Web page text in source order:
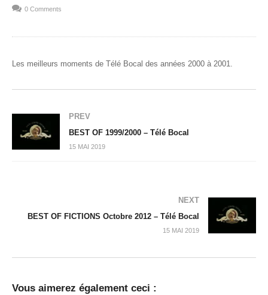
0 Comments
Les meilleurs moments de Télé Bocal des années 2000 à 2001.
PREV
BEST OF 1999/2000 – Télé Bocal
15 MAI 2019
NEXT
BEST OF FICTIONS Octobre 2012 – Télé Bocal
15 MAI 2019
Vous aimerez également ceci :